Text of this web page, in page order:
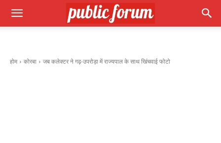
होम कोरबा जब कलेक्टर ने गढ़-उपरोड़ा में राज्यपाल के साथ खिंचवाई फोटो